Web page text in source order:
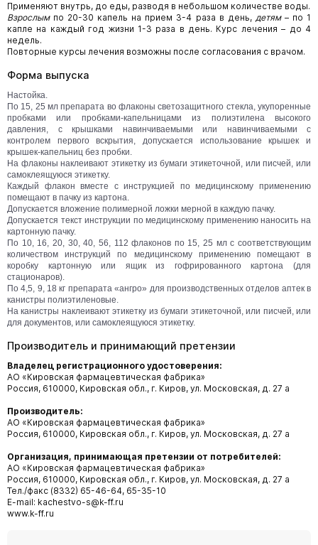
Применяют внутрь, до еды, разводя в небольшом количестве воды.
Взрослымпо 20-30 капель на прием 3-4 раза в день, детям– по 1
капле на каждый год жизни 1-3 раза в день. Курс лечения – до 4
недель.
Повторные курсы лечения возможны после согласования с врачом.
Форма выпуска
Настойка.
По 15, 25 мл препарата во флаконы светозащитного стекла, укупоренные
пробками или пробками-капельницами из полиэтилена высокого
давления, с крышками навинчиваемыми или навинчиваемыми с
контролем первого вскрытия, допускается использование крышек и
крышек-капельниц без пробки.
На флаконы наклеивают этикетку из бумаги этикеточной, или писчей, или
самоклеящуюся этикетку.
Каждый флакон вместе с инструкцией по медицинскому применению
помещают в пачку из картона.
Допускается вложение полимерной ложки мерной в каждую пачку.
Допускается текст инструкции по медицинскому применению наносить на
картонную пачку.
По 10, 16, 20, 30, 40, 56, 112 флаконов по 15, 25 мл с соответствующим
количеством инструкций по медицинскому применению помещают в
коробку картонную или ящик из гофрированного картона (для
стационаров).
По 4,5, 9, 18 кг препарата «ангро» для производственных отделов аптек в
канистры полиэтиленовые.
На канистры наклеивают этикетку из бумаги этикеточной, или писчей, или
для документов, или самоклеящуюся этикетку.
Производитель и принимающий претензии
Владелец регистрационного удостоверения:
АО «Кировская фармацевтическая фабрика»
Россия, 610000, Кировская обл., г. Киров, ул. Московская, д. 27 а
Производитель:
АО «Кировская фармацевтическая фабрика»
Россия, 610000, Кировская обл., г. Киров, ул. Московская, д. 27 а
Организация, принимающая претензии от потребителей:
АО «Кировская фармацевтическая фабрика»
Россия, 610000, Кировская обл., г. Киров, ул. Московская, д. 27 а
Тел./факс (8332) 65-46-64, 65-35-10
E-mail: kachestvo-s@k-ff.ru
www.k-ff.ru